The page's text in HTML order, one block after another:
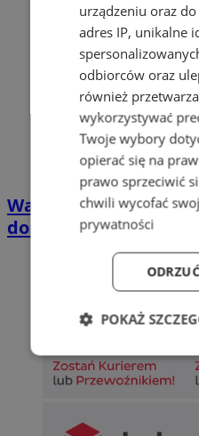
Wakacyjny
domkach
urządzeniu oraz
adres IP, unikalne
odbiorców oraz
również
wykorzystywać
Twoje wybory
opierać się na
prawo sprzeciwić
chwili wycofać
prywatności
POKAŻ
Niezbędne